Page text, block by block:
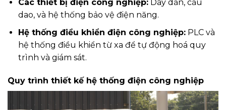
Các thiết bị điện công nghiệp:Dây dẫn, cầu
dao, và hệ thống bảo vệ điện năng.
Hệ thống điều khiển điện công nghiệp:PLC và
hệ thống điều khiển từ xa để tự động hoá quy
trình và giám sát.
Quy trình thiết kế hệ thống điện công nghiệp